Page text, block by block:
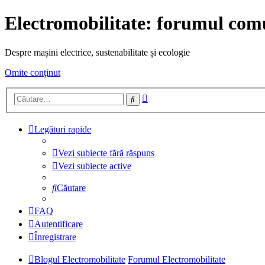
Electromobilitate: forumul
Despre mașini electrice, sustenabilitate și ecologie
Omite conţinut
Căutare
Legături rapide
Vezi subiecte fără răspuns
Vezi subiecte active
Căutare
FAQ
Autentificare
Înregistrare
Blogul Electromobilitate Forumul Electromobilitate